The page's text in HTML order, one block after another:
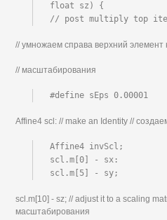
float sz) {
// post multiply top
// умножаем справа верхний элемент
// масштабирования
#define sEps 0.00001
Affine4 scl: // make an Identity //
Affine4 invScl;
scl.m[0] - sx:
scl.m[5] - sy;
scl.m[10] - sz; // adjust it to a scaling
масштабирования